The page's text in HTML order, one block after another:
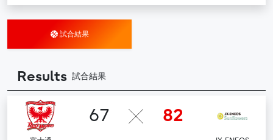
試合結果
Results 試合結果
67 82